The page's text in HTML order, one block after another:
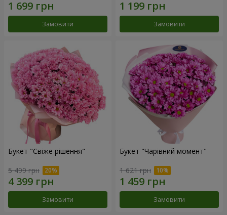
Замовити Замовити
Букет "Свіже рішення"
5 499 грн
Замовити
Букет "Чарівний момент"
1 621 грн
Замовити